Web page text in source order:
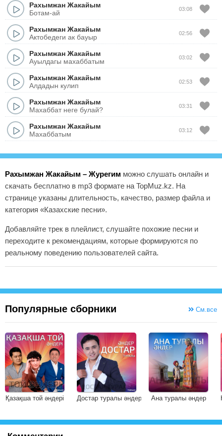
Рахымжан Жакайым
Ботам-ай
03:08
Рахымжан Жакайым
Актобедеги ак бауыр
02:56
Рахымжан Жакайым
Ауылдагы махаббатым
03:02
Рахымжан Жакайым
Алдадын кулип
02:53
Рахымжан Жакайым
Махаббат неге булай?
03:31
Рахымжан Жакайым
Махаббатым
03:12
Рахымжан Жакайым – Журегим можно слушать онлайн и
скачать бесплатно в mp3 формате на TopMuz.kz. На
странице указаны длительность, качество, размер файла и
категория «Казахские песни».
Добавляйте трек в плейлист, слушайте похожие песни и
переходите к рекомендациям, которые формируются по
реальному поведению пользователей сайта.
Популярные сборники См.все
Қазақша той әндері Достар туралы әндер Ана туралы әндер